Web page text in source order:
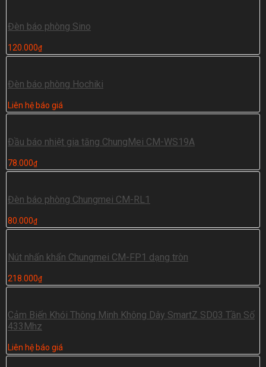
Đèn báo phòng Sino
120.000₫
Đèn báo phòng Hochiki
Liên hệ báo giá
Đầu báo nhiệt gia tăng ChungMei CM-WS19A
78.000₫
Đèn báo phòng Chungmei CM-RL1
80.000₫
Nút nhấn khẩn Chungmei CM-FP1 dạng tròn
218.000₫
Cảm Biến Khói Thông Minh Không Dây SmartZ SD03 Tần Số
433Mhz
Liên hệ báo giá